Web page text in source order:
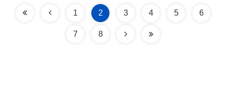
1 2 3 4 5 6
7 8